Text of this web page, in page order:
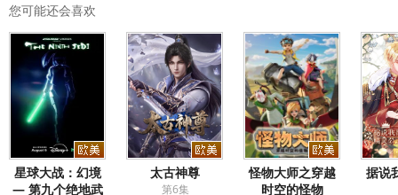
您可能还会喜欢
星球大战：幻境
— 第九个绝地武
太古神尊
第6集
​怪物大师之穿越
时空的怪物​
据说